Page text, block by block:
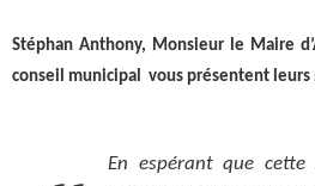
Stéphan Anthony, Monsieur le Maire
conseil municipal vous présentent
En espérant que cette